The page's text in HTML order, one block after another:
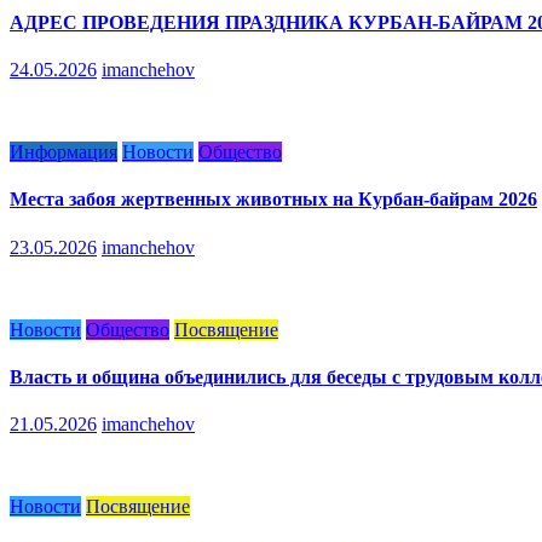
АДРЕС ПРОВЕДЕНИЯ ПРАЗДНИКА КУРБАН-БАЙРАМ
24.05.2026 imanchehov
Информация Новости Общество
Места забоя жертвенных животных на Курбан-байрам 2026
23.05.2026 imanchehov
Новости Общество Посвящение
Власть и община объединились для беседы с трудовым
21.05.2026 imanchehov
Новости Посвящение